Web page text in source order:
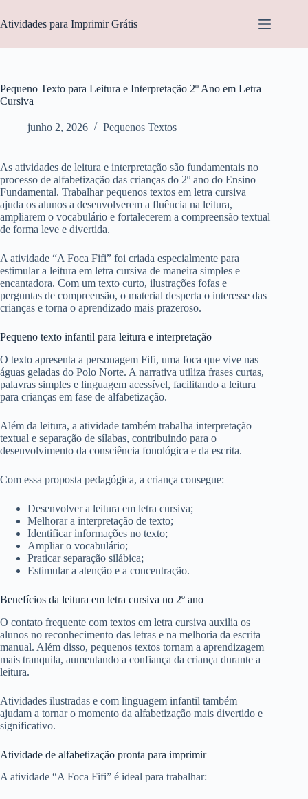
para
o
Atividades para Imprimir Grátis
Pequeno Texto para Leitura e Interpretação 2º Ano em Letra
Cursiva
junho 2, 2026 Pequenos Textos
As atividades de leitura e interpretação são fundamentais no
processo de alfabetização das crianças do 2º ano do Ensino
Fundamental. Trabalhar pequenos textos em letra cursiva
ajuda os alunos a desenvolverem a fluência na leitura,
ampliarem o vocabulário e fortalecerem a compreensão textual
de forma leve e divertida.
A atividade “A Foca Fifi” foi criada especialmente para
estimular a leitura em letra cursiva de maneira simples e
encantadora. Com um texto curto, ilustrações fofas e
perguntas de compreensão, o material desperta o interesse das
crianças e torna o aprendizado mais prazeroso.
Pequeno texto infantil para leitura e interpretação
O texto apresenta a personagem Fifi, uma foca que vive nas
águas geladas do Polo Norte. A narrativa utiliza frases curtas,
palavras simples e linguagem acessível, facilitando a leitura
para crianças em fase de alfabetização.
Além da leitura, a atividade também trabalha interpretação
textual e separação de sílabas, contribuindo para o
desenvolvimento da consciência fonológica e da escrita.
Com essa proposta pedagógica, a criança consegue:
Desenvolver a leitura em letra cursiva;
Melhorar a interpretação de texto;
Identificar informações no texto;
Ampliar o vocabulário;
Praticar separação silábica;
Estimular a atenção e a concentração.
Benefícios da leitura em letra cursiva no 2º ano
O contato frequente com textos em letra cursiva auxilia os
alunos no reconhecimento das letras e na melhoria da escrita
manual. Além disso, pequenos textos tornam a aprendizagem
mais tranquila, aumentando a confiança da criança durante a
leitura.
Atividades ilustradas e com linguagem infantil também
ajudam a tornar o momento da alfabetização mais divertido e
significativo.
Atividade de alfabetização pronta para imprimir
A atividade “A Foca Fifi” é ideal para trabalhar: